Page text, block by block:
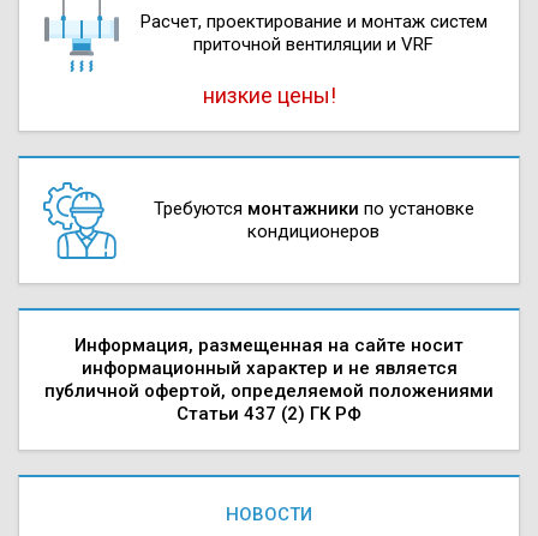
Расчет, проектирова­ние и монтаж систем
приточной вентиляции и VRF
низкие цены!
Требуются монтажники по установке
кондиционеров
Информация, размещенная на сайте носит
информационный характер и не является
публичной офертой, определяемой положениями
Статьи 437 (2) ГК РФ
НОВОСТИ